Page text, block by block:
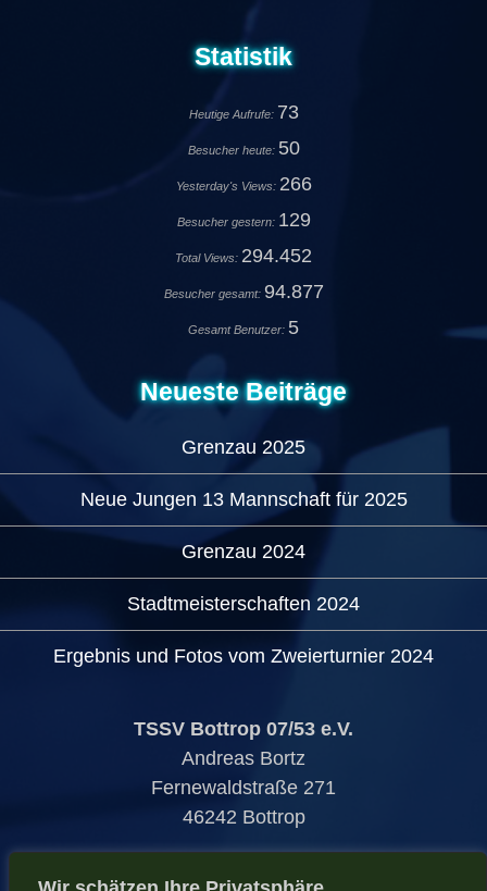
Statistik
Heutige Aufrufe: 73
Besucher heute: 50
Yesterday's Views: 266
Besucher gestern: 129
Total Views: 294.452
Besucher gesamt: 94.877
Gesamt Benutzer: 5
Neueste Beiträge
Grenzau 2025
Neue Jungen 13 Mannschaft für 2025
Grenzau 2024
Stadtmeisterschaften 2024
Ergebnis und Fotos vom Zweierturnier 2024
TSSV Bottrop 07/53 e.V.
Andreas Bortz
Fernewaldstraße 271
46242 Bottrop